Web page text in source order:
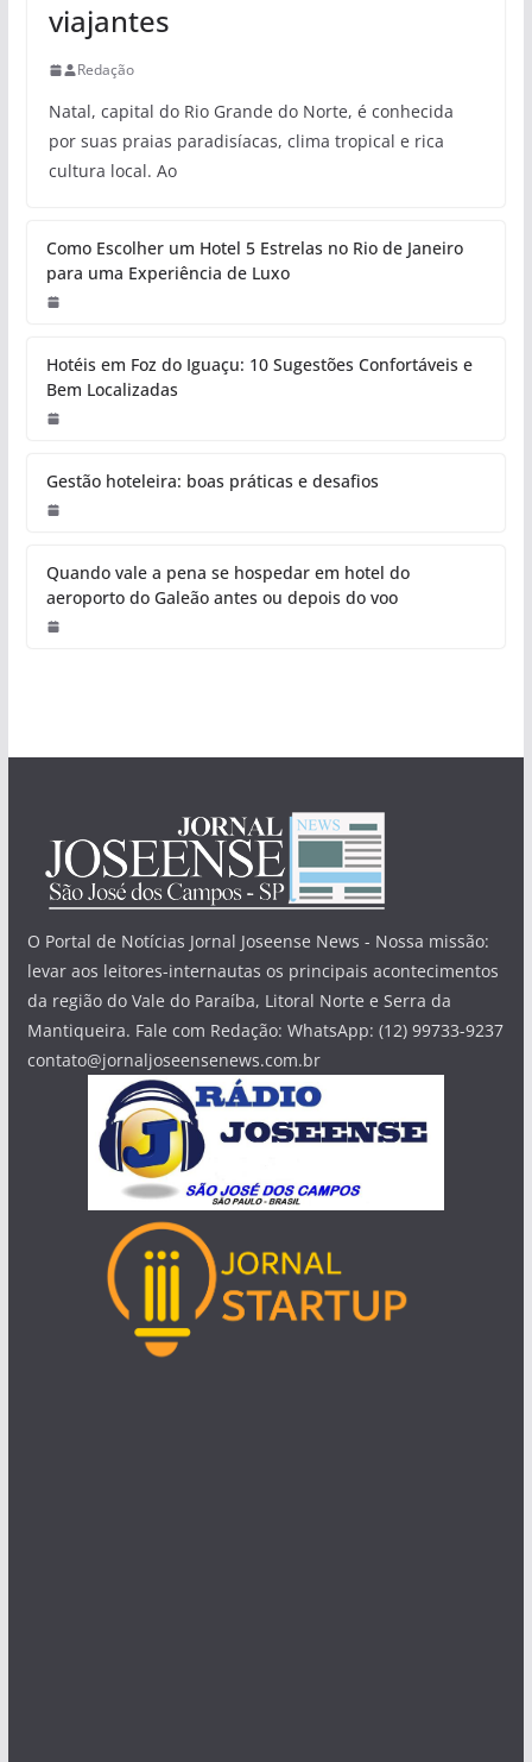
viajantes
Redação
Natal, capital do Rio Grande do Norte, é conhecida
por suas praias paradisíacas, clima tropical e rica
cultura local. Ao
Como Escolher um Hotel 5 Estrelas no Rio de Janeiro
para uma Experiência de Luxo
Hotéis em Foz do Iguaçu: 10 Sugestões Confortáveis e
Bem Localizadas
Gestão hoteleira: boas práticas e desafios
Quando vale a pena se hospedar em hotel do
aeroporto do Galeão antes ou depois do voo
O Portal de Notícias Jornal Joseense News - Nossa missão:
levar aos leitores-internautas os principais acontecimentos
da região do Vale do Paraíba, Litoral Norte e Serra da
Mantiqueira. Fale com Redação: WhatsApp: (12) 99733-9237
contato@jornaljoseensenews.com.br